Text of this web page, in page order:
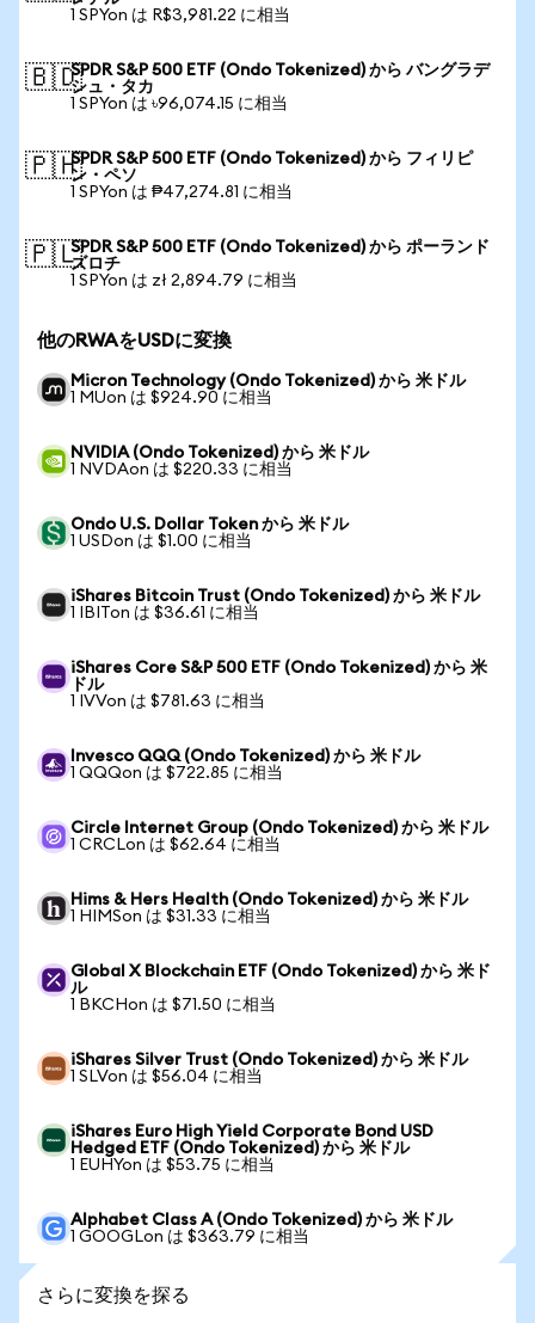
1 SPYon は R$3,981.22 に相当
🇧🇩SPDR S&P 500 ETF (Ondo Tokenized) から バングラデ
シュ・タカ
1 SPYon は ৳96,074.15 に相当
🇵🇭SPDR S&P 500 ETF (Ondo Tokenized) から フィリピ
ン・ペソ
1 SPYon は ₱47,274.81 に相当
🇵🇱SPDR S&P 500 ETF (Ondo Tokenized) から ポーランド
ズロチ
1 SPYon は zł 2,894.79 に相当
他のRWAをUSDに変換
Micron Technology (Ondo Tokenized) から 米ドル
1 MUon は $924.90 に相当
NVIDIA (Ondo Tokenized) から 米ドル
1 NVDAon は $220.33 に相当
Ondo U.S. Dollar Token から 米ドル
1 USDon は $1.00 に相当
iShares Bitcoin Trust (Ondo Tokenized) から 米ドル
1 IBITon は $36.61 に相当
iShares Core S&P 500 ETF (Ondo Tokenized) から 米
ドル
1 IVVon は $781.63 に相当
Invesco QQQ (Ondo Tokenized) から 米ドル
1 QQQon は $722.85 に相当
Circle Internet Group (Ondo Tokenized) から 米ドル
1 CRCLon は $62.64 に相当
Hims & Hers Health (Ondo Tokenized) から 米ドル
1 HIMSon は $31.33 に相当
Global X Blockchain ETF (Ondo Tokenized) から 米ド
ル
1 BKCHon は $71.50 に相当
iShares Silver Trust (Ondo Tokenized) から 米ドル
1 SLVon は $56.04 に相当
iShares Euro High Yield Corporate Bond USD
Hedged ETF (Ondo Tokenized) から 米ドル
1 EUHYon は $53.75 に相当
Alphabet Class A (Ondo Tokenized) から 米ドル
1 GOOGLon は $363.79 に相当
さらに変換を探る